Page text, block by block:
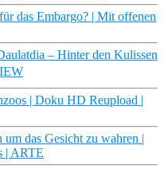
das Embargo? | Mit offenen
– Hinter den Kulissen
| Doku HD Reupload |
das Gesicht zu wahren |
| ARTE